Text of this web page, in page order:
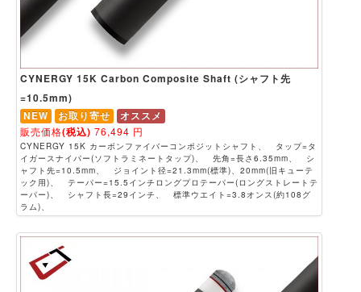
CYNERGY 15K Carbon Composite Shaft (シャフト先
=10.5mm)
NEW お取り寄せ
オススメ
販売価格(税込) 76,494 円
CYNERGY 15K カーボンファイバーコンポジットシャフト、 タップ=タ
イガースナイパー(ソフトラミネートタップ)、 先角=長さ6.35mm、 シ
ャフト先=10.5mm、 ジョイント径=21.3mm(標準)、20mm(旧キューテ
ック用)、 テーパー=15.5インチロングプロテーパー(ロングストレートテ
ーパー)、 シャフト長=29インチ、 標準ウエイト=3.8オンス(約108グ
ラム)、